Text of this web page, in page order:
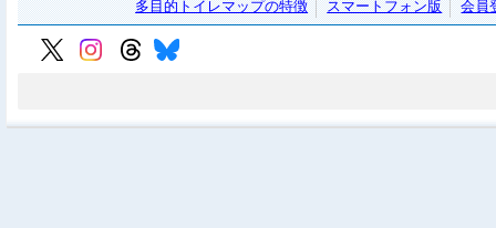
多目的トイレマップの特徴 スマートフォン版 会員